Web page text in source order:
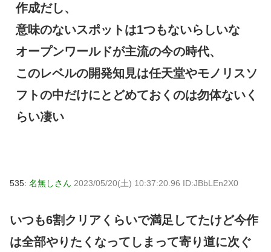
作成だし、
意味のないスポットは1つもないらしいな
オープンワールドが主流の今の時代、
このレベルの開発知見は任天堂やモノリスソ
フトの中だけにとどめておくのは勿体ないく
らい凄い
535: 名無しさん 2023/05/20(土) 10:37:20.96 ID:JBbLEn2X0
いつも6割クリアくらいで満足してたけど今作
は全部やりたくなってしまって寄り道に次ぐ